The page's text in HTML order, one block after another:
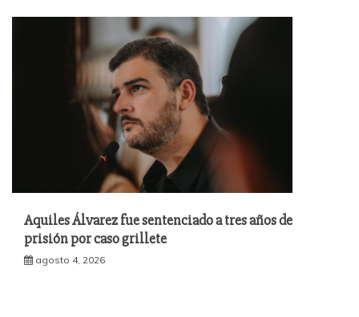
Aquiles Álvarez fue sentenciado a tres años de
prisión por caso grillete
agosto 4, 2026